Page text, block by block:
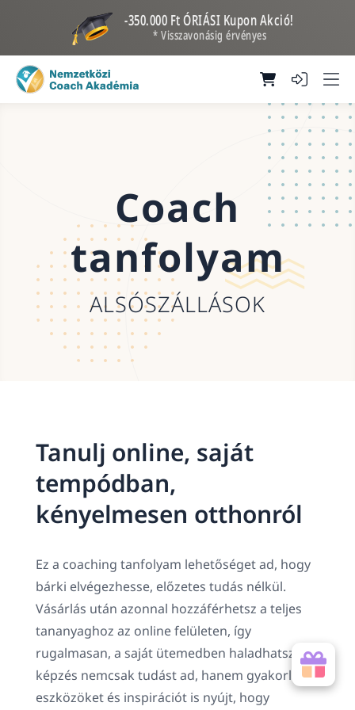
-350.000 Ft ÓRIÁSI Kupon Akció!
* Visszavonásig érvényes
Coach
tanfolyam
ALSÓSZÁLLÁSOK
Tanulj online, saját
tempódban,
kényelmesen otthonról
Ez a coaching tanfolyam lehetőséget ad, hogy
bárki elvégezhesse, előzetes tudás nélkül.
Vásárlás után azonnal hozzáférhetsz a teljes
tananyaghoz az online felületen, így
rugalmasan, a saját ütemedben haladhatsz. A
képzés nemcsak tudást ad, hanem gyakorlati
eszközöket és inspirációt is nyújt, hogy